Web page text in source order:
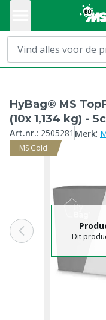
HyBag® MS
(10x 1,134 kg) -
Art.nr.: 2505281 Merk:
MS Gold
Dit